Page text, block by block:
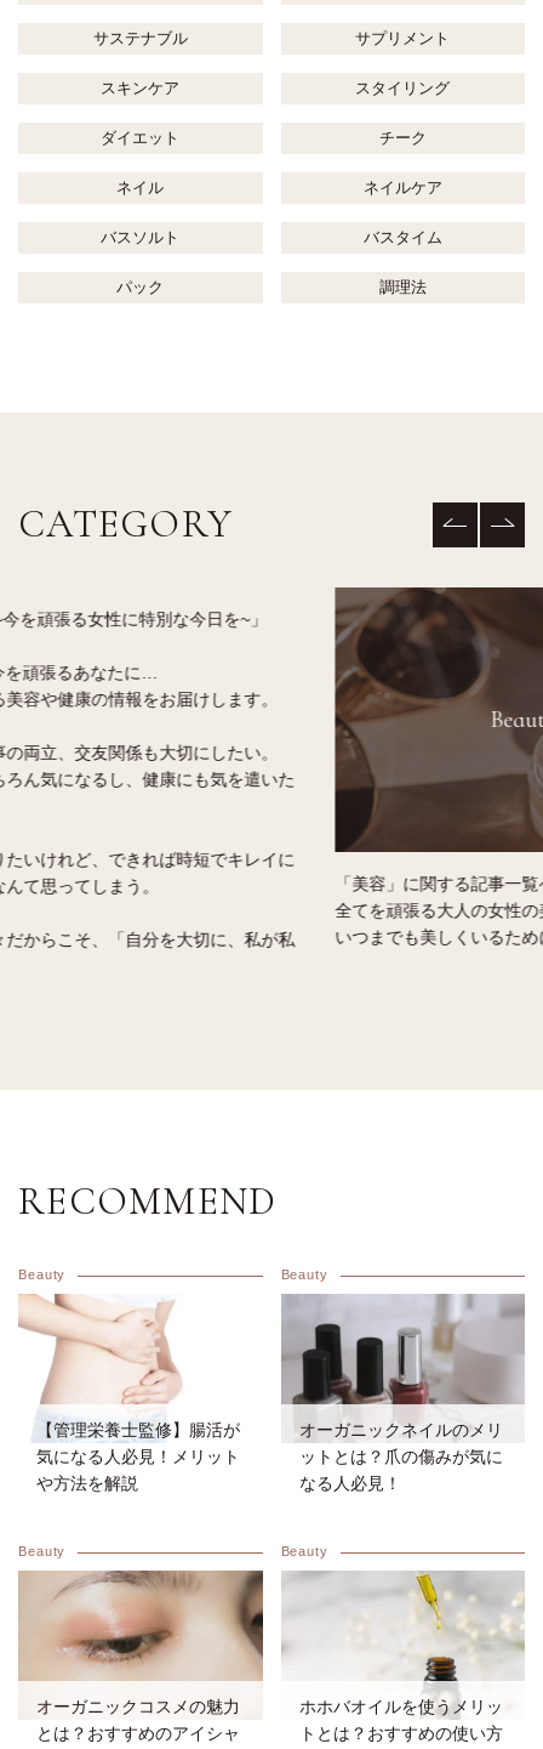
サステナブル サプリメント
スキンケア スタイリング
ダイエット チーク
ネイル ネイルケア
バスソルト バスタイム
パック 調理法
CATEGORY
「美容」に関する記事一覧ページです。
全てを頑張る大人の女性の美しさをサポート。
いつまでも美しくいるためには、お肌や身体への
いつまでも若
い女性をアシ
女性らしい身
健康的な毎日
RECOMMEND
Beauty
【管理栄養士監修】腸活が
気になる人必見！メリット
や方法を解説
Beauty
オーガニックネイルのメリ
ットとは？爪の傷みが気に
なる人必見！
Beauty
オーガニックコスメの魅力
とは？おすすめのアイシャ
Beauty
ホホバオイルを使うメリッ
トとは？おすすめの使い方